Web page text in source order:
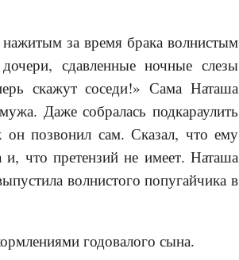
за время брака волнистым
сдавленные ночные слезы
скажут соседи!» Сама Наташа
Даже собралась подкараулить
позвонил сам. Сказал, что ему
и, что претензий не имеет. Наташа
волнистого попугайчика в
годовалого сына.